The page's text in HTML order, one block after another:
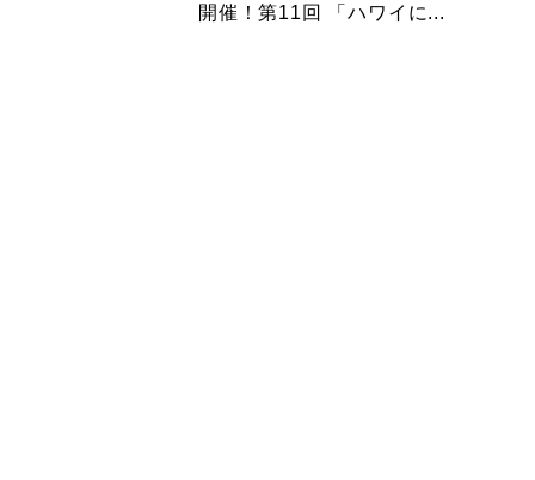
開催！第11回 「ハワイに...